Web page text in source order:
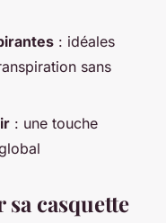
: idéales
sans
: une touche
casquette